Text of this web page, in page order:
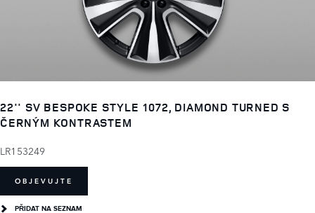
22'' SV BESPOKE STYLE 1072, DIAMOND TURNED S
ČERNÝM KONTRASTEM
LR153249
OBJEVUJTE
PŘIDAT NA SEZNAM